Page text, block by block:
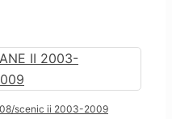
scenic ii 2003-2009